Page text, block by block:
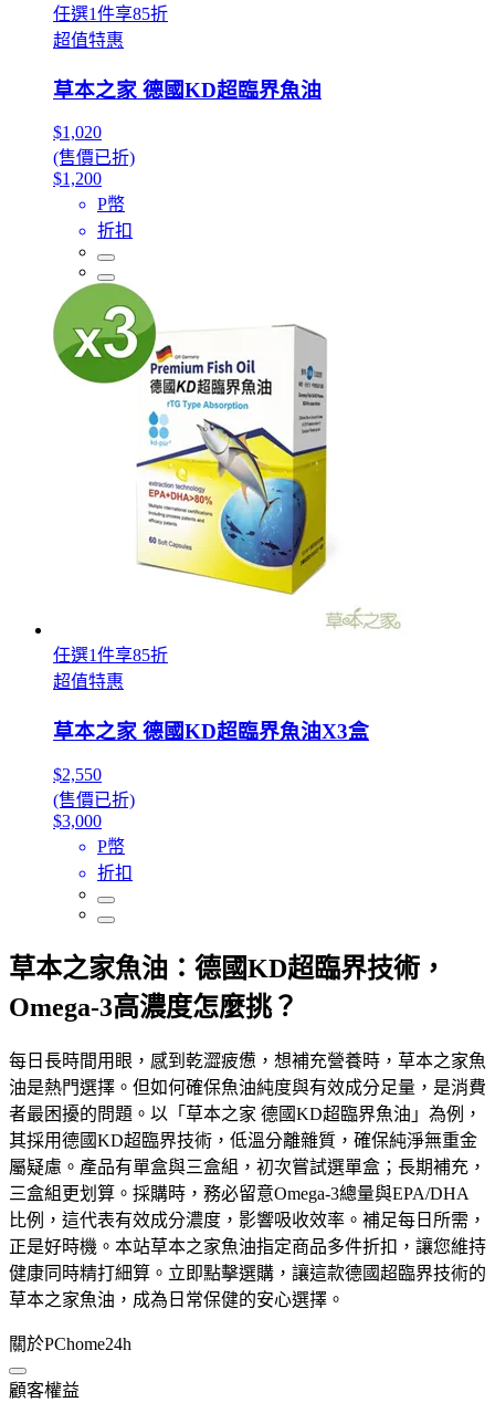
任選1件享85折
超值特惠
草本之家 德國KD超臨界魚油
$1,020
(售價已折)
$1,200
P幣
折扣
任選1件享85折
超值特惠
草本之家 德國KD超臨界魚油X3盒
$2,550
(售價已折)
$3,000
P幣
折扣
草本之家魚油：德國KD超臨界技術，
Omega-3高濃度怎麼挑？
每日長時間用眼，感到乾澀疲憊，想補充營養時，草本之家魚
油是熱門選擇。但如何確保魚油純度與有效成分足量，是消費
者最困擾的問題。以「草本之家 德國KD超臨界魚油」為例，
其採用德國KD超臨界技術，低溫分離雜質，確保純淨無重金
屬疑慮。產品有單盒與三盒組，初次嘗試選單盒；長期補充，
三盒組更划算。採購時，務必留意Omega-3總量與EPA/DHA
比例，這代表有效成分濃度，影響吸收效率。補足每日所需，
正是好時機。本站草本之家魚油指定商品多件折扣，讓您維持
健康同時精打細算。立即點擊選購，讓這款德國超臨界技術的
草本之家魚油，成為日常保健的安心選擇。
關於PChome24h
顧客權益